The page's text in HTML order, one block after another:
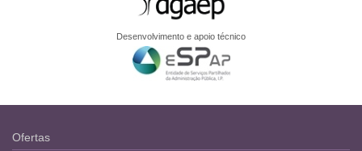
Desenvolvimento e apoio técnico
Ofertas